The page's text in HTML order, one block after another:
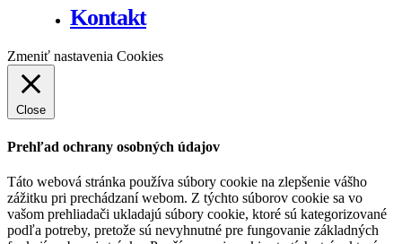
Kontakt
Zmeniť nastavenia Cookies
Close
Prehľad ochrany osobných údajov
Táto webová stránka používa súbory cookie na zlepšenie vášho
zážitku pri prechádzaní webom. Z týchto súborov cookie sa vo
vašom prehliadači ukladajú súbory cookie, ktoré sú kategorizované
podľa potreby, pretože sú nevyhnutné pre fungovanie základných